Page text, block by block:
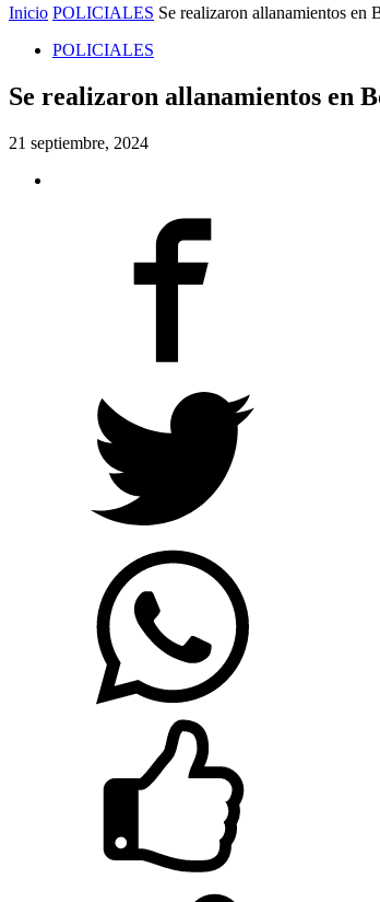
Inicio POLICIALES Se realizaron allanamientos en
POLICIALES
Se realizaron allanamientos en
21 septiembre, 2024